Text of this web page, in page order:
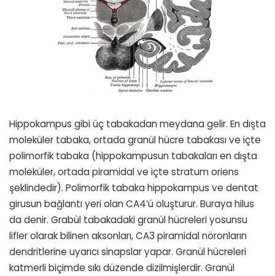
Hippokampus gibi üç tabakadan meydana gelir. En dışta
moleküler tabaka, ortada granül hücre tabakası ve içte
polimorfik tabaka (hippokampusun tabakaları en dışta
moleküler, ortada piramidal ve içte stratum oriens
şeklindedir). Polimorfik tabaka hippokampus ve dentat
girusun bağlantı yeri olan CA4’ü oluşturur. Buraya hilus
da denir. Grabül tabakadaki granül hücreleri yosunsu
lifler olarak bilinen aksonları, CA3 piramidal nöronların
dendritlerine uyarıcı sinapslar yapar. Granül hücreleri
katmerli biçimde sıkı düzende dizilmişlerdir. Granül